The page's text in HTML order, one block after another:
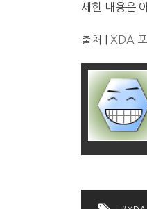
세한 내용은
출처 | XDA